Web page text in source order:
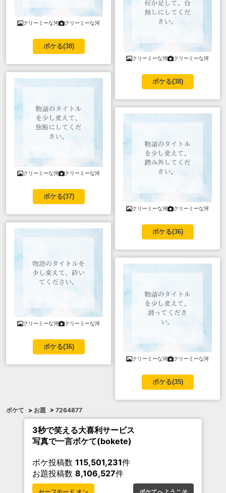
クリーミーな河 クリーミーな河
ボケる(38)
クリーミーな河 クリーミーな河
ボケる(37)
クリーミーな河 クリーミーな河
ボケる(36)
クリーミーな河 クリーミーな河
ボケる(38)
クリーミーな河 クリーミーな河
ボケる(36)
クリーミーな河 クリーミーな河
ボケる(35)
ボケて > お題 > 7264877
3秒で笑える大喜利サービス
写真で一言ボケて(bokete)
ボケ投稿数 115,501,231件
お題投稿数 8,106,527件